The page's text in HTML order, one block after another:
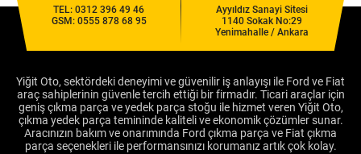
TEL:0312 396 49 46
GSM: 0555 878 68 95
Ayyıldız Sanayi Sitesi
1140 Sokak No:29
Yenimahalle / Ankara
Yiğit Oto, sektördeki deneyimi ve güvenilir iş anlayışı ile Ford ve Fiat
araç sahiplerinin güvenle tercih ettiği bir firmadır. Ticari araçlar için
geniş çıkma parça ve yedek parça stoğu ile hizmet veren Yiğit Oto,
çıkma yedek parça temininde kaliteli ve ekonomik çözümler sunar.
Aracınızın bakım ve onarımında Ford çıkma parça ve Fiat çıkma
parça seçenekleri ile performansınızı korumanız artık çok kolay.